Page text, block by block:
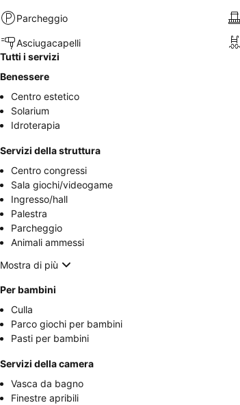
Parcheggio
Asciugacapelli
Tutti i servizi
Benessere
Centro estetico
Solarium
Idroterapia
Servizi della struttura
Centro congressi
Sala giochi/videogame
Ingresso/hall
Palestra
Parcheggio
Animali ammessi
Mostra di più
Per bambini
Culla
Parco giochi per bambini
Pasti per bambini
Servizi della camera
Vasca da bagno
Finestre apribili